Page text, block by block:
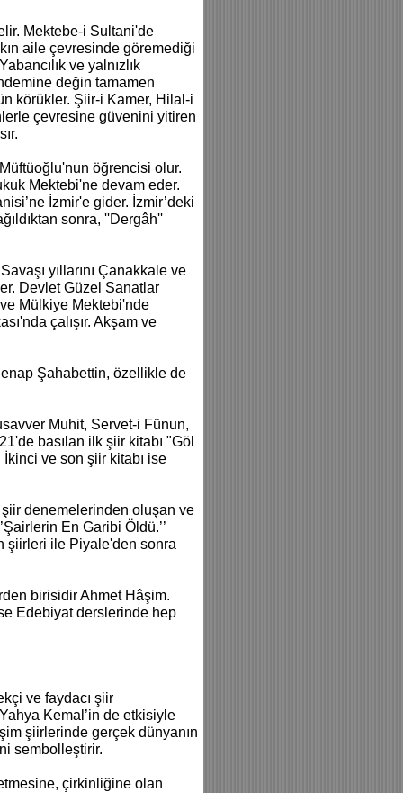
Mektebe-i Sultani'de
aile çevresinde göremediği
ve yalnızlık
değin tamamen
körükler. Şiir-i Kamer, Hilal-i
çevresine güvenini yitiren
öğrencisi olur.
Mektebi'ne devam eder.
İzmir'e gider. İzmir’deki
sonra, ''Dergâh''
yıllarını Çanakkale ve
Devlet Güzel Sanatlar
Mülkiye Mektebi'nde
çalışır. Akşam ve
Şahabettin, özellikle de
Muhit, Servet-i Fünun,
basılan ilk şiir kitabı "Göl
ve son şiir kitabı ise
şiir denemelerinden oluşan ve
En Garibi Öldü.’’
şiirleri ile Piyale'den sonra
birisidir Ahmet Hâşim.
Edebiyat derslerinde hep
ve faydacı şiir
Kemal’in de etkisiyle
şiirlerinde gerçek dünyanın
sembolleştirir.
çirkinliğine olan